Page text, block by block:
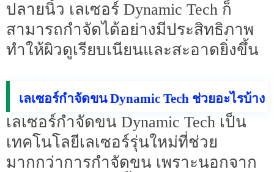
ปลายนิ้ว เลเซอร์ Dynamic Tech ก็
สามารถกำจัดได้อย่างมีประสิทธิภาพ
ทำให้ผิวดูเรียบเนียนและสะอาดยิ่งขึ้น
เลเซอร์กำจัดขน Dynamic Tech ช่วยอะไรบ้าง
เลเซอร์กำจัดขน Dynamic Tech เป็น
เทคโนโลยีเลเซอร์รุ่นใหม่ที่ช่วย
มากกว่าการกำจัดขน เพราะนอกจาก